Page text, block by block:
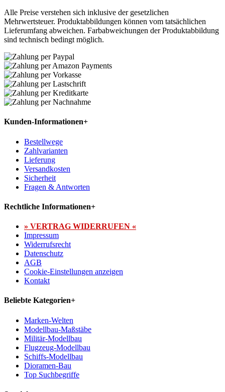
Alle Preise verstehen sich inklusive der gesetzlichen
Mehrwertsteuer. Produktabbildungen können vom tatsächlichen
Lieferumfang abweichen. Farbabweichungen der Produktabbildung
sind technisch bedingt möglich.
Kunden-Informationen+
Bestellwege
Zahlvarianten
Lieferung
Versandkosten
Sicherheit
Fragen & Antworten
Rechtliche Informationen+
» VERTRAG WIDERRUFEN «
Impressum
Widerrufsrecht
Datenschutz
AGB
Cookie-Einstellungen anzeigen
Kontakt
Beliebte Kategorien+
Marken-Welten
Modellbau-Maßstäbe
Militär-Modellbau
Flugzeug-Modellbau
Schiffs-Modellbau
Dioramen-Bau
Top Suchbegriffe